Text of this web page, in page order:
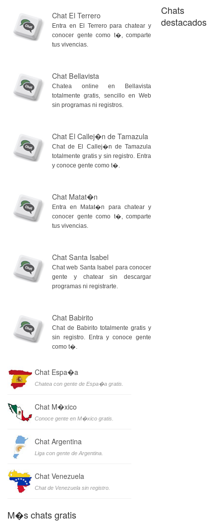
Chat El Terrero
Entra en El Terrero para chatear y
conocer gente como t�, comparte
tus vivencias.
Chat Bellavista
Chatea online en Bellavista
totalmente gratis, sencillo en Web
sin programas ni registros.
Chat El Callej�n de Tamazula
Chat de El Callej�n de Tamazula
totalmente gratis y sin registro. Entra
y conoce gente como t�.
Chat Matat�n
Entra en Matat�n para chatear y
conocer gente como t�, comparte
tus vivencias.
Chat Santa Isabel
Chat web Santa Isabel para conocer
gente y chatear sin descargar
programas ni registrarte.
Chat Babirito
Chat de Babirito totalmente gratis y
sin registro. Entra y conoce gente
como t�.
Chats
destacados
Chat Espa�a
Chatea con gente de Espa�a gratis.
Chat M�xico
Conoce gente en M�xico gratis.
Chat Argentina
Liga con gente de Argentina.
Chat Venezuela
Chat de Venezuela sin registro.
M�s chats gratis